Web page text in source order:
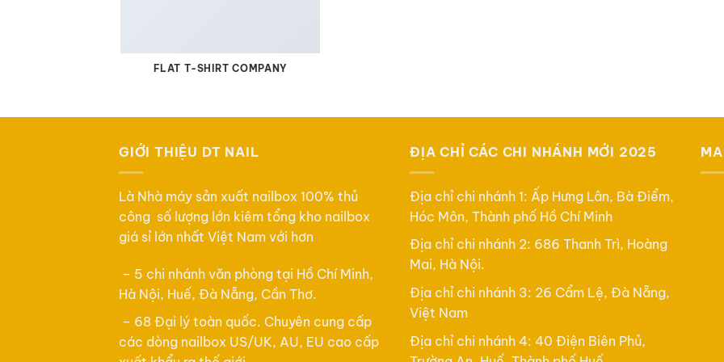
FLAT T-SHIRT COMPANY
GIỚI THIỆU DT NAIL
Là Nhà máy sản xuất nailbox 100% thủ
công số lượng lớn kiêm tổng kho nailbox
giá sỉ lớn nhất Việt Nam với hơn
– 5 chi nhánh văn phòng tại Hồ Chí Minh,
Hà Nội, Huế, Đà Nẵng, Cần Thơ.
– 68 Đại lý toàn quốc. Chuyên cung cấp
các dòng nailbox US/UK, AU, EU cao cấp
ĐỊA CHỈ CÁC CHI NHÁNH MỚI 2025
Địa chỉ chi nhánh 1: Ấp Hưng Lân, Bà Điểm,
Hóc Môn, Thành phố Hồ Chí Minh
Địa chỉ chi nhánh 2: 686 Thanh Trì, Hoàng
Mai, Hà Nội.
Địa chỉ chi nhánh 3: 26 Cẩm Lệ, Đà Nẵng,
Việt Nam
Địa chỉ chi nhánh 4: 40 Điện Biên Phủ,